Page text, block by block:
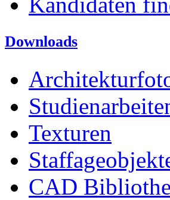
Downloads
Texturen
CAD